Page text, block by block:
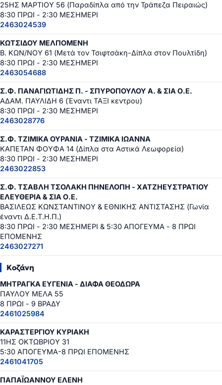
25ΗΣ ΜΑΡΤΙΟΥ 56 (Παραδίπλα από την Τράπεζα Πειραιώς)
8:30 ΠΡΩΙ - 2:30 ΜΕΣΗΜΕΡΙ
2463024539
ΚΩΤΣΙΔΟΥ ΜΕΛΠΟΜΕΝΗ
Β. ΚΩΝ/ΝΟΥ 61 (Μετά τον Τσιφτσάκη-Δίπλα στον Πουλτίδη)
8:30 ΠΡΩΙ - 2:30 ΜΕΣΗΜΕΡΙ
2463054688
Σ.Φ. ΠΑΝΑΓΙΩΤΙΔΗΣ Π. - ΣΠΥΡΟΠΟΥΛΟΥ Α. & ΣΙΑ Ο.Ε.
ΑΔΑΜ. ΠΑΥΛΙΔΗ 6 (Έναντι ΤΑΞΙ κεντρου)
8:30 ΠΡΩΙ - 2:30 ΜΕΣΗΜΕΡΙ
2463028776
Σ.Φ. ΤΖΙΜΙΚΑ ΟΥΡΑΝΙΑ - ΤΖΙΜΙΚΑ ΙΩΑΝΝΑ
ΚΑΠΕΤΑΝ ΦΟΥΦΑ 14 (Δίπλα στα Αστικά Λεωφορεία)
8:30 ΠΡΩΙ - 2:30 ΜΕΣΗΜΕΡΙ
2463022853
Σ.Φ. ΤΣΑΒΛΗ ΤΣΟΛΑΚΗ ΠΗΝΕΛΟΠΗ - ΧΑΤΖΗΕΥΣΤΡΑΤΙΟΥ
ΕΛΕΥΘΕΡΙΑ & ΣΙΑ Ο.Ε.
ΒΑΣΙΛΕΩΣ ΚΩΝΣΤΑΝΤΙΝΟΥ & ΕΘΝΙΚΗΣ ΑΝΤΙΣΤΑΣΗΣ (Γωνία
έναντι Δ.Ε.Τ.Η.Π.)
8:30 ΠΡΩΙ - 2:30 ΜΕΣΗΜΕΡΙ & 5:30 ΑΠΟΓΕΥΜΑ - 8 ΠΡΩΙ
ΕΠΟΜΕΝΗΣ
2463027271
Κοζάνη
ΜΗΤΡΑΓΚΑ ΕΥΓΕΝΙΑ - ΔΙΑΦΑ ΘΕΟΔΩΡΑ
ΠΑΥΛΟΥ ΜΕΛΑ 55
8 ΠΡΩΙ - 9 ΒΡΑΔΥ
2461025984
ΚΑΡΑΣΤΕΡΓΙΟΥ ΚΥΡΙΑΚΗ
11ΗΣ ΟΚΤΩΒΡΙΟΥ 31
5:30 ΑΠΟΓΕΥΜΑ-8 ΠΡΩΙ ΕΠΟΜΕΝΗΣ
2461041705
ΠΑΠΑΪΩΑΝΝΟΥ ΕΛΕΝΗ